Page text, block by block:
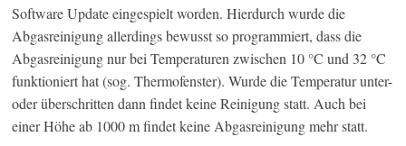
Software Update eingespielt worden. Hierdurch wurde die
Abgasreinigung allerdings bewusst so programmiert, dass die
Abgasreinigung nur bei Temperaturen zwischen 10 °C und 32 °C
funktioniert hat (sog. Thermofenster). Wurde die Temperatur unter-
oder überschritten dann findet keine Reinigung statt. Auch bei
einer Höhe ab 1000 m findet keine Abgasreinigung mehr statt.